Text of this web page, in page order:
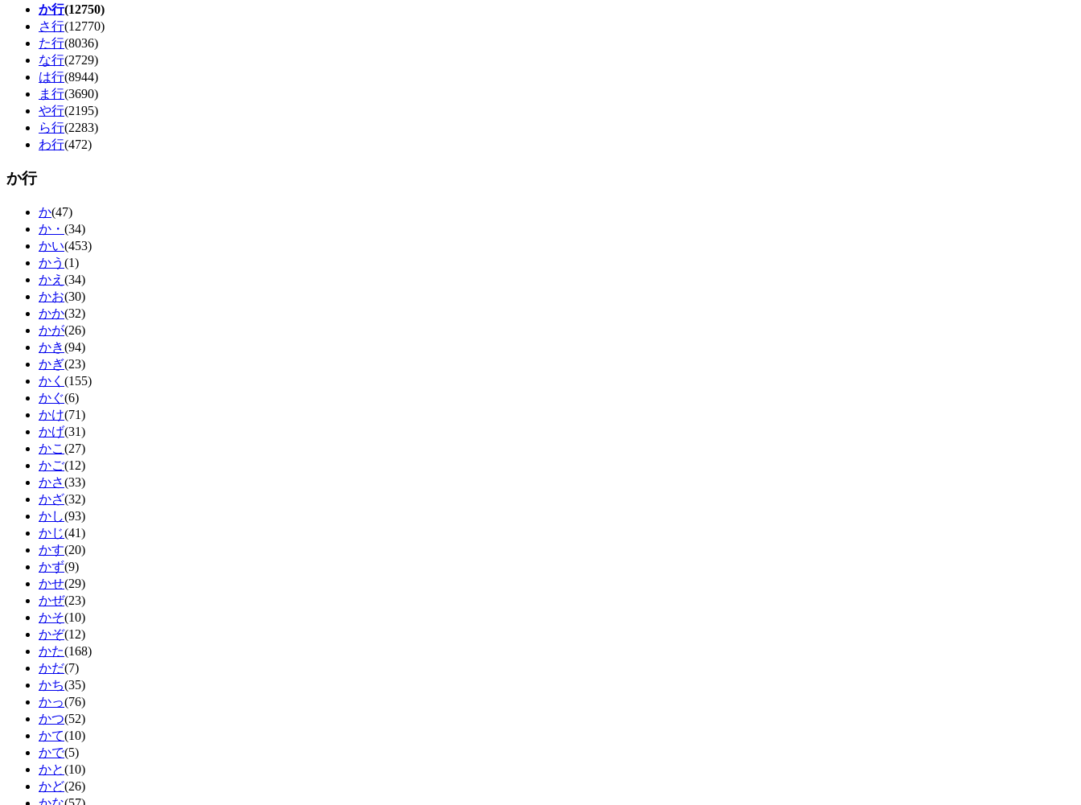
か行(12750)
さ行(12770)
た行(8036)
な行(2729)
は行(8944)
ま行(3690)
や行(2195)
ら行(2283)
わ行(472)
か行
か(47)
か・ (34)
かい(453)
かう (1)
かえ (34)
かお(30)
かか(32)
かが(26)
かき(94)
かぎ(23)
かく (155)
かぐ(6)
かけ(71)
かげ(31)
かこ (27)
かご(12)
かさ(33)
かざ(32)
かし(93)
かじ(41)
かす(20)
かず(9)
かせ(29)
かぜ(23)
かそ(10)
かぞ(12)
かた(168)
かだ(7)
かち(35)
かっ(76)
かつ(52)
かて(10)
かで(5)
かと(10)
かど(26)